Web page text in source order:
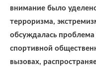
внимание было
терроризма,
обсуждалась проблема
спортивной
вызовах,